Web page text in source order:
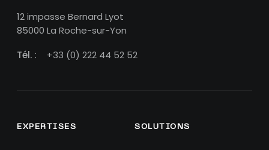
12 impasse Bernard Lyot
85000 La Roche-sur-Yon
Tél. :
+33 (0) 222 44 52 52
EXPERTISES SOLUTIONS